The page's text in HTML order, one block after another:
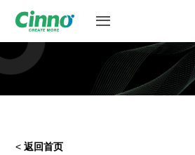
<返回首页